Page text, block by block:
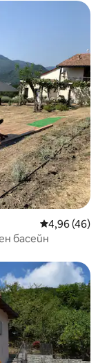
Средна
4,96 (46)
Вълшебен изглед със самостоятелен басейн